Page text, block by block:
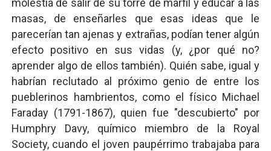
molestia de salir de su torre de marfil y educar a las
masas, de enseñarles que esas ideas que le
parecerían tan ajenas y extrañas, podían tener algún
efecto positivo en sus vidas (y, ¿por qué no?
aprender algo de ellos también). Quién sabe, igual y
habrían reclutado al próximo genio de entre los
pueblerinos hambrientos, como el físico Michael
Faraday (1791-1867), quien fue "descubierto" por
Humphry Davy, químico miembro de la Royal
Society, cuando el joven paupérrimo trabajaba para